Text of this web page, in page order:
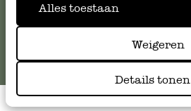
Alles toestaan
Weigeren
Details tonen
Online-Kundenservice